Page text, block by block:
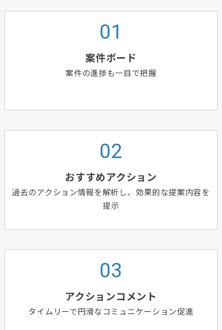
案件ボード
案件の進捗も一目で把握
おすすめアクション
過去のアクション情報を解析し、効果的な提案内容を
提示
アクションコメント
タイムリーで円滑なコミュニケーション促進